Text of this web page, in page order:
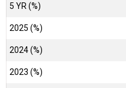
5 YR (%)
2025 (%)
2024 (%)
2023 (%)